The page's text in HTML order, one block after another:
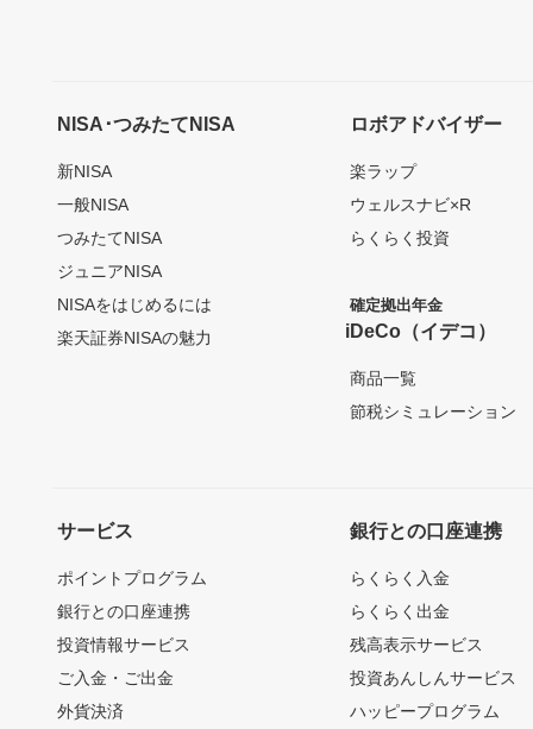
NISA･つみたてNISA
新NISA
一般NISA
つみたてNISA
ジュニアNISA
NISAをはじめるには
楽天証券NISAの魅力
ロボアドバイザー
楽ラップ
ウェルスナビ×R
らくらく投資
確定拠出年金
iDeCo（イデコ）
商品一覧
節税シミュレーション
サービス
ポイントプログラム
銀行との口座連携
投資情報サービス
ご入金・ご出金
外貨決済
銀行との口座連携
らくらく入金
らくらく出金
残高表示サービス
投資あんしんサービス
ハッピープログラム